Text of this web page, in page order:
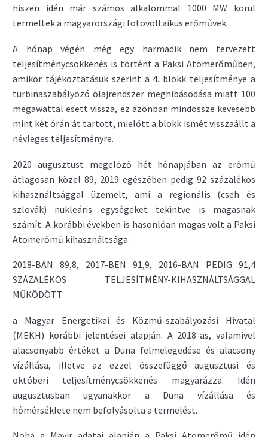
hiszen idén már számos alkalommal 1000 MW körül
termeltek a magyarországi fotovoltaikus erőművek.
A hónap végén még egy harmadik nem tervezett
teljesítménycsökkenés is történt a Paksi Atomerőműben,
amikor tájékoztatásuk szerint a 4. blokk teljesítménye a
turbinaszabályozó olajrendszer meghibásodása miatt 100
megawattal esett vissza, ez azonban mindössze kevesebb
mint két órán át tartott, mielőtt a blokk ismét visszaállt a
névleges teljesítményre.
2020 augusztust megelőző hét hónapjában az erőmű
átlagosan közel 89, 2019 egészében pedig 92 százalékos
kihasználtsággal üzemelt, ami a regionális (cseh és
szlovák) nukleáris egységeket tekintve is magasnak
számít. A korábbi években is hasonlóan magas volt a Paksi
Atomerőmű kihasználtsága:
2018-BAN 89,8, 2017-BEN 91,9, 2016-BAN PEDIG 91,4
SZÁZALÉKOS TELJESÍTMÉNY-KIHASZNÁLTSÁGGAL
MŰKÖDÖTT
a Magyar Energetikai és Közmű-szabályozási Hivatal
(MEKH) korábbi jelentései alapján. A 2018-as, valamivel
alacsonyabb értéket a Duna felmelegedése és alacsony
vízállása, illetve az ezzel összefüggő augusztusi és
októberi teljesítménycsökkenés magyarázza. Idén
augusztusban ugyanakkor a Duna vízállása és
hőmérséklete nem befolyásolta a termelést.